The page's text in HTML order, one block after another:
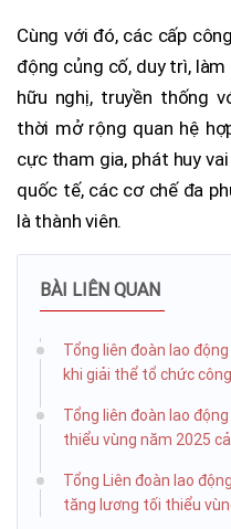
Cùng với đó, các cấp
động củng cố, duy trì,
hữu nghị, truyền thống
thời mở rộng quan hệ
cực tham gia, phát huy
quốc tế, các cơ chế đa
là thành viên.
BÀI LIÊN QUAN
Tổng liên đoàn lao
khi giải thể tổ chức
Tổng liên đoàn lao
thiểu vùng năm 2025
Tổng Liên đoàn lao
tăng lương tối thiểu